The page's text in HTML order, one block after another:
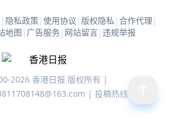
| 隐私政策| 使用协议 | 版权隐私 | 合作代理 |
地图 | 广告服务| 网站留言| 违规举报
2026 香港日报 版权所有 |
| 投稿热线：